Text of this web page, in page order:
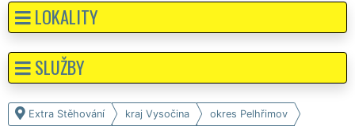
Extra Stěhování kraj Vysočina okres Pelhřimov
LOKALITY
SLUŽBY